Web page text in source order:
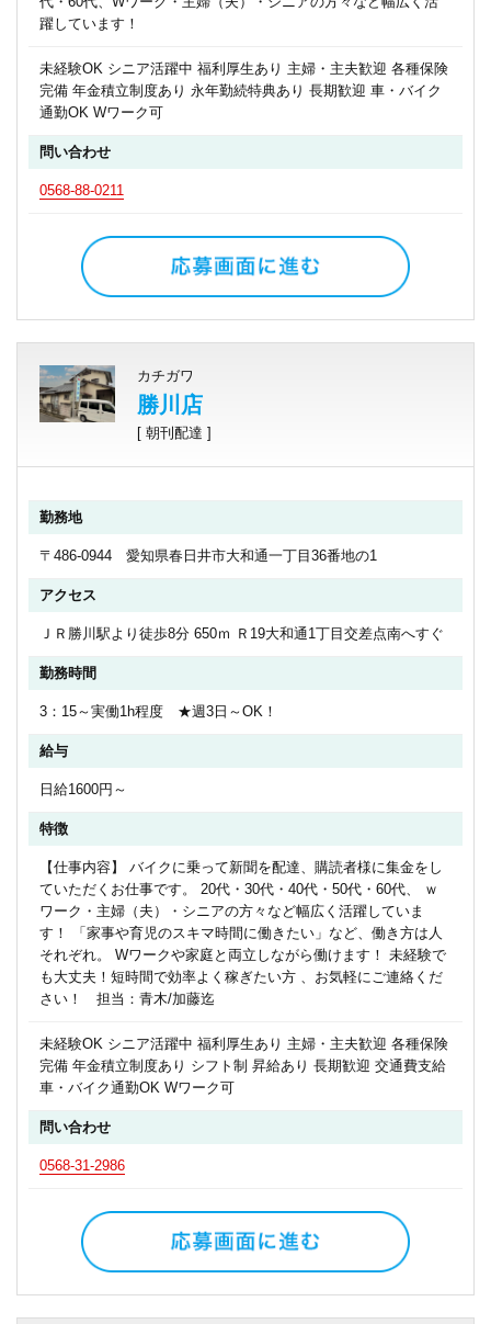
躍しています！
未経験OK シニア活躍中 福利厚生あり 主婦・主夫歓迎 各種保険
完備 年金積立制度あり 永年勤続特典あり 長期歓迎 車・バイク
通勤OK Wワーク可
問い合わせ
0568-88-0211
カチガワ
勝川店
[ 朝刊配達 ]
勤務地
〒486-0944 愛知県春日井市大和通一丁目36番地の1
アクセス
ＪＲ勝川駅より徒歩8分 650ｍ Ｒ19大和通1丁目交差点南へすぐ
勤務時間
3：15～実働1h程度 ★週3日～OK！
給与
日給1600円～
特徴
【仕事内容】 バイクに乗って新聞を配達、購読者様に集金をし
ていただくお仕事です。 20代・30代・40代・50代・60代、 ｗ
ワーク・主婦（夫）・シニアの方々など幅広く活躍していま
す！ 「家事や育児のスキマ時間に働きたい」など、働き方は人
それぞれ。 Wワークや家庭と両立しながら働けます！ 未経験で
も大丈夫！短時間で効率よく稼ぎたい方 、お気軽にご連絡くだ
さい！ 担当：青木/加藤迄
未経験OK シニア活躍中 福利厚生あり 主婦・主夫歓迎 各種保険
完備 年金積立制度あり シフト制 昇給あり 長期歓迎 交通費支給
車・バイク通勤OK Wワーク可
問い合わせ
0568-31-2986